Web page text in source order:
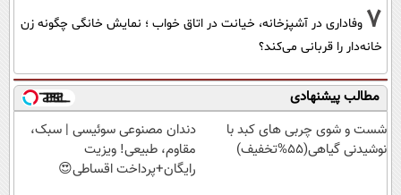
7 وفاداری در آشپزخانه، خیانت در اتاق خواب ؛ نمایش خانگی چگونه زن
خانه‌دار را قربانی می‌کند؟
مطالب پیشنهادی
شست و شوی چربی های کبد با
نوشیدنی گیاهی(55%تخفیف)
دندان مصنوعی سوئیسی | سبک،
مقاوم، طبیعی! ویزیت
رایگان+پرداخت اقساطی😍